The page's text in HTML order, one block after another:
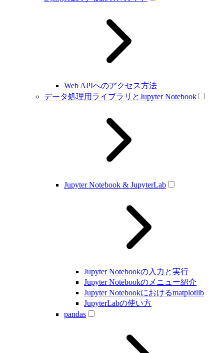
Web APIへのアクセス方法
データ処理用ライブラリとJupyter Notebook
Jupyter Notebook & JupyterLab
Jupyter Notebookの入力と実行
Jupyter Notebookのメニュー紹介
Jupyter Notebookにおけるmatplotlib
JupyterLabの使い方
pandas